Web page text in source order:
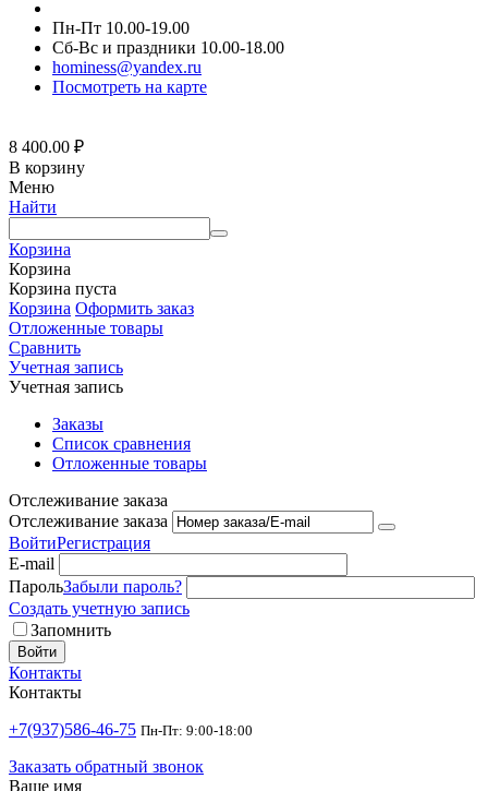
Пн-Пт 10.00-19.00
Сб-Вс и праздники 10.00-18.00
hominess@yandex.ru
Посмотреть на карте
8 400.00 ₽
В корзину
Меню
Найти
Корзина
Корзина
Корзина пуста
Корзина Оформить заказ
Отложенные товары
Сравнить
Учетная запись
Учетная запись
Заказы
Список сравнения
Отложенные товары
Отслеживание заказа
Отслеживание заказа
ВойтиРегистрация
E-mail
ПарольЗабыли пароль?
Создать учетную запись
Запомнить
Войти
Контакты
Контакты
+7(937)586-46-75 Пн-Пт: 9:00-18:00
Заказать обратный звонок
Ваше имя